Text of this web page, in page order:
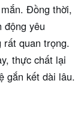
Đồng thời,
động yêu
rất quan trọng.
thực chất lại
gắn kết dài lâu.